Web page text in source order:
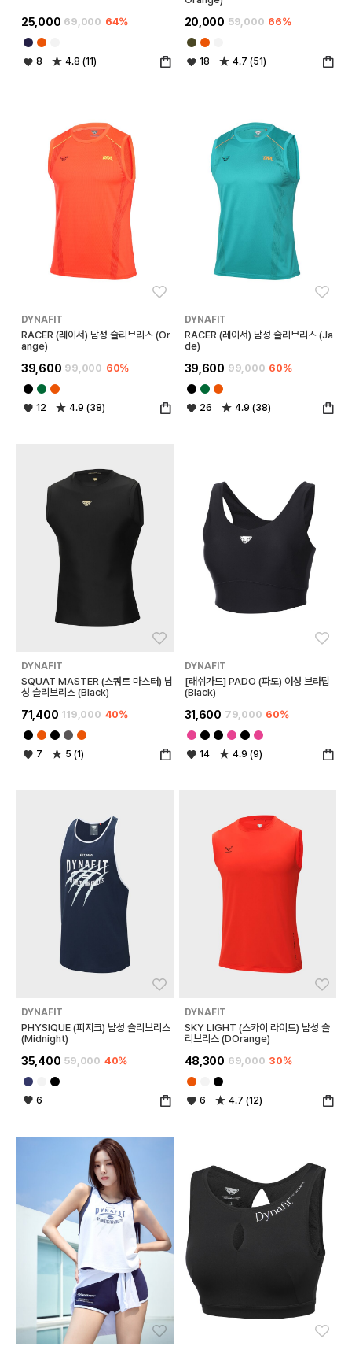
25,000 69,000 64%
8 4.8 (11)
20,000 59,000 66%
18 4.7 (51)
DYNAFIT
RACER (레이서) 남성 슬리브리스 (Or
ange)
39,600 99,000 60%
12 4.9 (38)
DYNAFIT
RACER (레이서) 남성 슬리브리스 (Ja
de)
39,600 99,000 60%
26 4.9 (38)
DYNAFIT
SQUAT MASTER (스쿼트 마스터) 남
성 슬리브리스 (Black)
71,400 119,000 40%
7 5 (1)
DYNAFIT
[래쉬가드] PADO (파도) 여성 브라탑
(Black)
31,600 79,000 60%
14 4.9 (9)
DYNAFIT
PHYSIQUE (피지크) 남성 슬리브리스
(Midnight)
35,400 59,000 40%
6
DYNAFIT
SKY LIGHT (스카이 라이트) 남성 슬
리브리스 (DOrange)
48,300 69,000 30%
6 4.7 (12)